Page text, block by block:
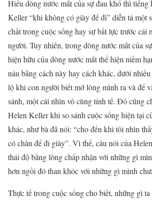
Hiểu dòng nước mắt của sự đau khổ thì tiếng
Keller “khi không có giày để đi” diễn tả một
chất trong cuộc sống hay sự bất lực trước cái
người. Tuy nhiên, trong dòng nước mắt của
hiện hữu của dòng nước mắt thể hiện niềm
náu bằng cách này hay cách khác, dưới
lộ khi con người biết mở lòng mình ra và để
sánh, một cái nhìn vô cùng tinh tế. Đó cũng
Helen Keller khi so sánh cuộc sống hiện tại
khác, như bà đã nói: “cho đến khi tôi nhìn
có chân để đi giày”. Vì thế, câu nói của
thái độ bằng lòng chấp nhận với những gì
hơn ngồi đó than khóc với những gì mình
Thực tế trong cuộc sống cho biết, những gì